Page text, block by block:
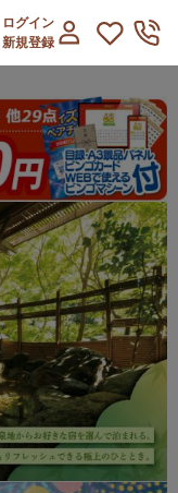
ログイン
新規登録
全国各地